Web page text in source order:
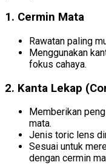
1. Cermin Mata
Rawatan paling
Menggunakan
fokus cahaya.
2. Kanta Lekap
Memberikan
mata.
Jenis toric lens
Sesuai untuk
dengan cermin